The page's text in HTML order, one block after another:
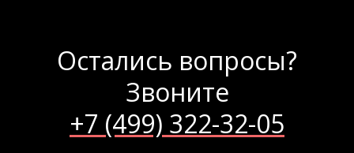
Остались вопросы?
Звоните
+7 (499) 322-32-05